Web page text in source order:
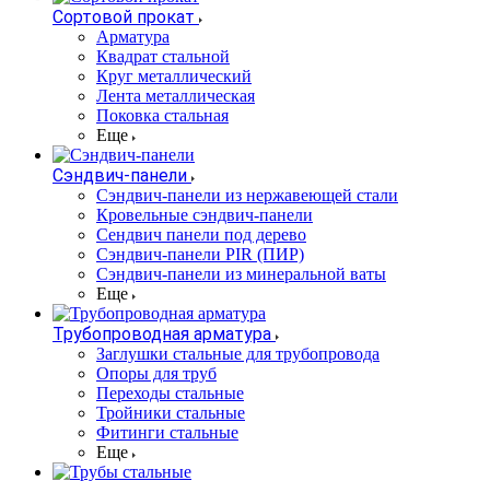
Сортовой прокат
Арматура
Квадрат стальной
Круг металлический
Лента металлическая
Поковка стальная
Еще
Сэндвич-панели
Cэндвич-панели из нержавеющей стали
Кровельные сэндвич-панели
Сендвич панели под дерево
Сэндвич-панели PIR (ПИР)
Сэндвич-панели из минеральной ваты
Еще
Трубопроводная арматура
Заглушки стальные для трубопровода
Опоры для труб
Переходы стальные
Тройники стальные
Фитинги стальные
Еще